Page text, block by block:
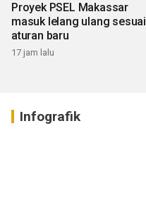
Proyek PSEL Makassar
masuk lelang ulang sesuai
aturan baru
17 jam lalu
Infografik